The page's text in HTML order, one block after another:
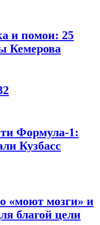
и помои: 25
Кемерова
Формула-1:
Кузбасс
«моют мозги» и
благой цели